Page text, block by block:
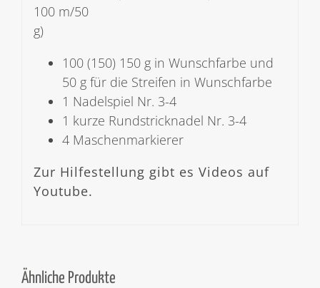
100 m/50
g)
100 (150) 150 g in Wunschfarbe und
50 g für die Streifen in Wunschfarbe
1 Nadelspiel Nr. 3-4
1 kurze Rundstricknadel Nr. 3-4
4 Maschenmarkierer
Zur Hilfestellung gibt es Videos auf
Youtube.
Ähnliche Produkte